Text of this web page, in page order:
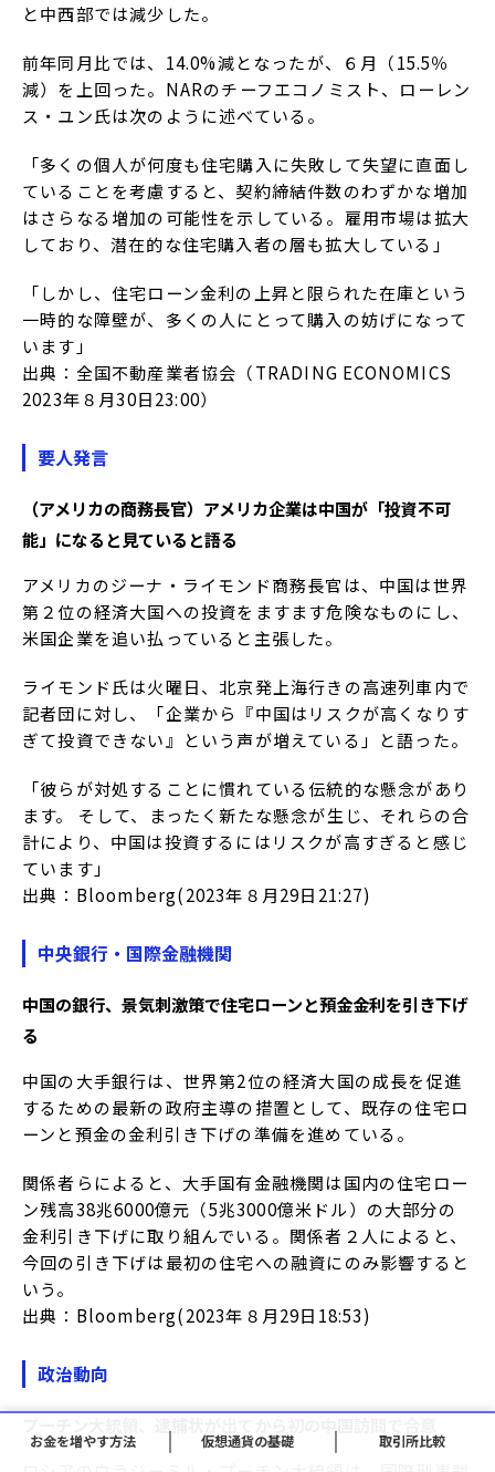
と中西部では減少した。
前年同月比では、14.0%減となったが、６月（15.5％
減）を上回った。NARのチーフエコノミスト、ローレン
ス・ユン氏は次のように述べている。
「多くの個人が何度も住宅購入に失敗して失望に直面し
ていることを考慮すると、契約締結件数のわずかな増加
はさらなる増加の可能性を示している。雇用市場は拡大
しており、潜在的な住宅購入者の層も拡大している」
「しかし、住宅ローン金利の上昇と限られた在庫という
一時的な障壁が、多くの人にとって購入の妨げになって
います」
出典：全国不動産業者協会（TRADING ECONOMICS
2023年８月30日23:00）
要人発言
（アメリカの商務長官）アメリカ企業は中国が「投資不可
能」になると見ていると語る
アメリカのジーナ・ライモンド商務長官は、中国は世界
第２位の経済大国への投資をますます危険なものにし、
米国企業を追い払っていると主張した。
ライモンド氏は火曜日、北京発上海行きの高速列車内で
記者団に対し、「企業から『中国はリスクが高くなりす
ぎて投資できない』という声が増えている」と語った。
「彼らが対処することに慣れている伝統的な懸念があり
ます。 そして、まったく新たな懸念が生じ、それらの合
計により、中国は投資するにはリスクが高すぎると感じ
ています」
出典：Bloomberg(2023年８月29日21:27)
中央銀行・国際金融機関
中国の銀行、景気刺激策で住宅ローンと預金金利を引き下げ
る
中国の大手銀行は、世界第2位の経済大国の成長を促進
するための最新の政府主導の措置として、既存の住宅ロ
ーンと預金の金利引き下げの準備を進めている。
関係者らによると、大手国有金融機関は国内の住宅ロー
ン残高38兆6000億元（5兆3000億米ドル）の大部分の
金利引き下げに取り組んでいる。関係者２人によると、
今回の引き下げは最初の住宅への融資にのみ影響すると
いう。
出典：Bloomberg(2023年８月29日18:53)
政治動向
プーチン大統領、逮捕状が出てから初の中国訪問で合意
お金を増やす方法 仮想通貨の基礎 取引所比較